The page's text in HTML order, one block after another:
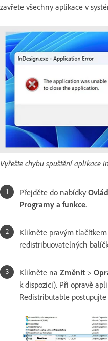
zavřete všechny aplikace v
Vyřešte chybu spuštění aplikace
Přejděte do nabídky
Programy a funkce.
Klikněte pravým
redistribuovatelných
Klikněte na Změnit >
k dispozici). Při opravě
Redistributable